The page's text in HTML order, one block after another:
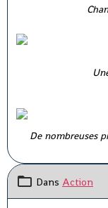
De nombreuses
Dans Action